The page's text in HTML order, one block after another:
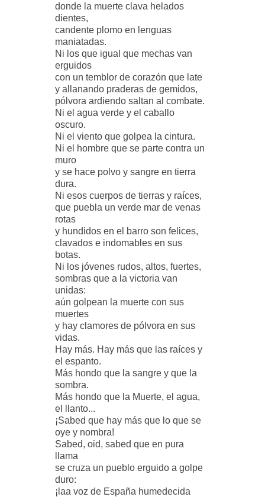
donde la muerte clava helados
dientes,
candente plomo en lenguas
maniatadas.
Ni los que igual que mechas van
erguidos
con un temblor de corazón que late
y allanando praderas de gemidos,
pólvora ardiendo saltan al combate.
Ni el agua verde y el caballo
oscuro.
Ni el viento que golpea la cintura.
Ni el hombre que se parte contra un
muro
y se hace polvo y sangre en tierra
dura.
Ni esos cuerpos de tierras y raíces,
que puebla un verde mar de venas
rotas
y hundidos en el barro son felices,
clavados e indomables en sus
botas.
Ni los jóvenes rudos, altos, fuertes,
sombras que a la victoria van
unidas:
aún golpean la muerte con sus
muertes
y hay clamores de pólvora en sus
vidas.
Hay más. Hay más que las raíces y
el espanto.
Más hondo que la sangre y que la
sombra.
Más hondo que la Muerte, el agua,
el llanto...
¡Sabed que hay más que lo que se
oye y nombra!
Sabed, oid, sabed que en pura
llama
se cruza un pueblo erguido a golpe
duro:
¡laa voz de España humedecida